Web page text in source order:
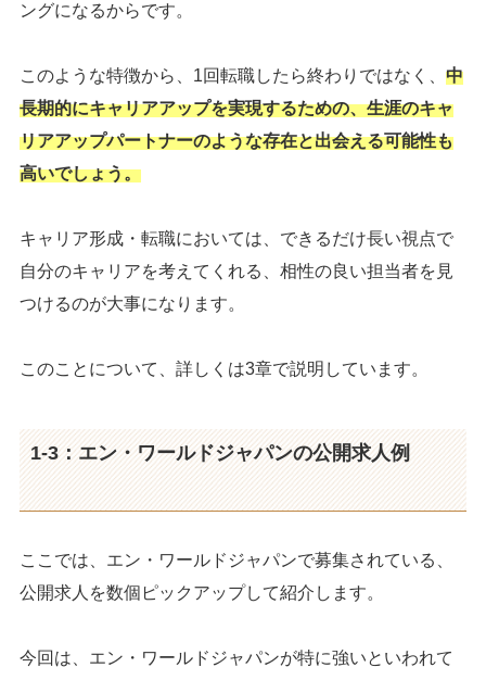
ングになるからです。
このような特徴から、1回転職したら終わりではなく、 中
長期的にキャリアアップを実現するための、生涯のキャ
リアアップパートナーのような存在と出会える可能性も
高いでしょう。
キャリア形成・転職においては、できるだけ長い視点で
自分のキャリアを考えてくれる、相性の良い担当者を見
つけるのが大事になります。
このことについて、詳しくは3章で説明しています。
1-3：エン・ワールドジャパンの公開求人例
ここでは、エン・ワールドジャパンで募集されている、
公開求人を数個ピックアップして紹介します。
今回は、エン・ワールドジャパンが特に強いといわれて